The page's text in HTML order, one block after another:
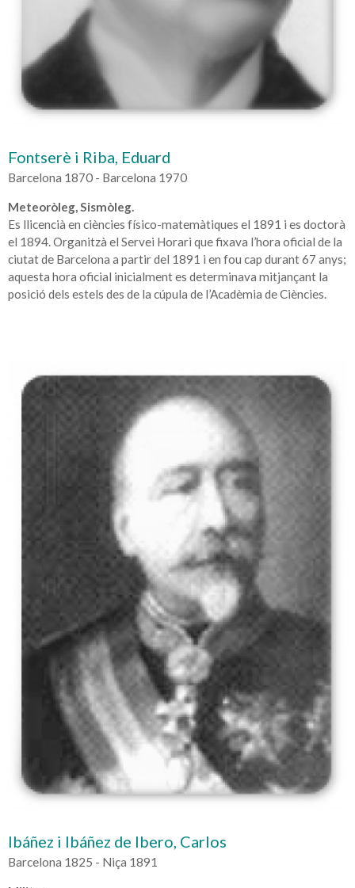
Fontserè i Riba, Eduard
Barcelona 1870 - Barcelona 1970
Meteoròleg, Sismòleg.
Es llicencià en ciències físico-matemàtiques el 1891 i es doctorà
el 1894. Organitzà el Servei Horari que fixava l’hora oficial de la
ciutat de Barcelona a partir del 1891 i en fou cap durant 67 anys;
aquesta hora oficial inicialment es determinava mitjançant la
posició dels estels des de la cúpula de l’Acadèmia de Ciències.
Ibáñez i Ibáñez de Ibero, Carlos
Barcelona 1825 - Niça 1891